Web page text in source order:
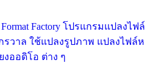
Factory โปรแกรมแปลงไฟล์
รวาล ใช้แปลงรูปภาพ แปลงไฟล์ห
งออดิโอ ต่าง ๆ